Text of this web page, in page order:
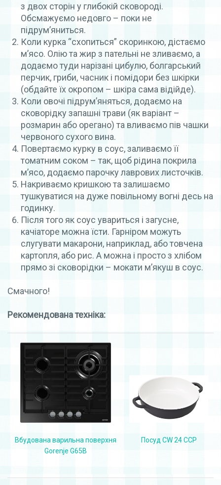
з двох сторін у глибокій сковороді.
Обсмажуємо недовго – поки не
підрум’яниться.
Коли курка “схопиться” скоринкою, дістаємо
м’ясо. Олію та жир з пательні не зливаємо, а
додаємо туди нарізані цибулю, болгарський
перчик, гриби, часник і помідори без шкірки
(обдайте їх окропом – шкіра сама відійде).
Коли овочі підрум’яняться, додаємо на
сковорідку запашні трави (як варіант –
розмарин або орегано) та вливаємо пів чашки
червоного сухого вина.
Повертаємо курку в соус, заливаємо її
томатним соком – так, щоб рідина покрила
м’ясо, додаємо парочку лаврових листочків.
Накриваємо кришкою та залишаємо
тушкуватися на дуже повільному вогні десь на
годинку.
Після того як соус увариться і загусне,
качіаторе можна їсти. Гарніром можуть
слугувати макарони, наприклад, або товчена
картопля, або рис. А можна і просто з хлібом
прямо зі сковорідки – мокати м’якуш в соус.
Смачного!
Рекомендована техніка:
Вбудована варильна поверхня
Gorenje G65B
Посуд CW 24 CCP